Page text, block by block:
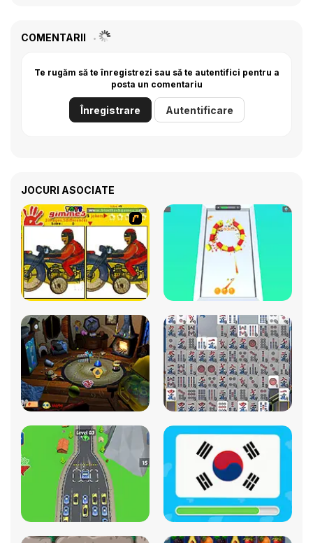
COMENTARII
Te rugăm să te înregistrezi sau să te autentifici pentru a
posta un comentariu
Înregistrare Autentificare
JOCURI ASOCIATE